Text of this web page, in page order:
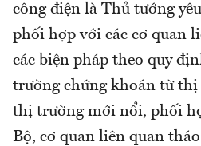
công điện là Thủ tướng
phối hợp với các cơ quan
các biện pháp theo quy
trường chứng khoán từ
thị trường mới nổi, phối
Bộ, cơ quan liên quan